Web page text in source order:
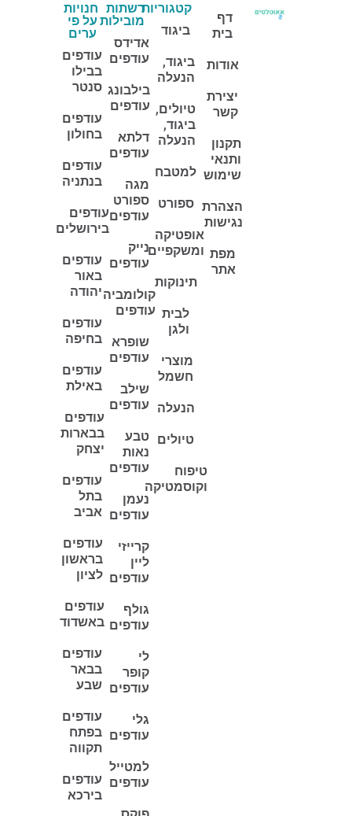
דף
בית
אודות
יצירת
קשר
תקנון
ותנאי
שימוש
הצהרת
נגישות
מפת
אתר
קטגוריות
ביגוד
ביגוד,
הנעלה
טיולים,
ביגוד,
הנעלה
למטבח
ספורט
אופטיקה
ומשקפיים
תינוקות
לבית
ולגן
מוצרי
חשמל
הנעלה
טיולים
טיפוח
וקוסמטיקה
רשתות
מובילות
אדידס
עודפים
בילבונג
עודפים
דלתא
עודפים
מגה
ספורט
עודפים
נייק
עודפים
קולומביה
עודפים
שופרא
עודפים
שילב
עודפים
טבע
נאות
עודפים
נעמן
עודפים
קרייזי
ליין
עודפים
גולף
עודפים
לי
קופר
עודפים
גלי
עודפים
למטייל
עודפים
חנויות
על פי
ערים
עודפים
בבילו
סנטר
עודפים
בחולון
עודפים
בנתניה
עודפים
בירושלים
עודפים
באור
יהודה
עודפים
בחיפה
עודפים
באילת
עודפים
בבארות
יצחק
עודפים
בתל
אביב
עודפים
בראשון
לציון
עודפים
באשדוד
עודפים
בבאר
שבע
עודפים
בפתח
תקווה
עודפים
בירכא